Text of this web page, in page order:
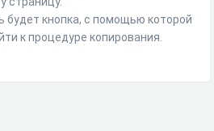
будет кнопка, с помощью которой
к процедуре копирования.